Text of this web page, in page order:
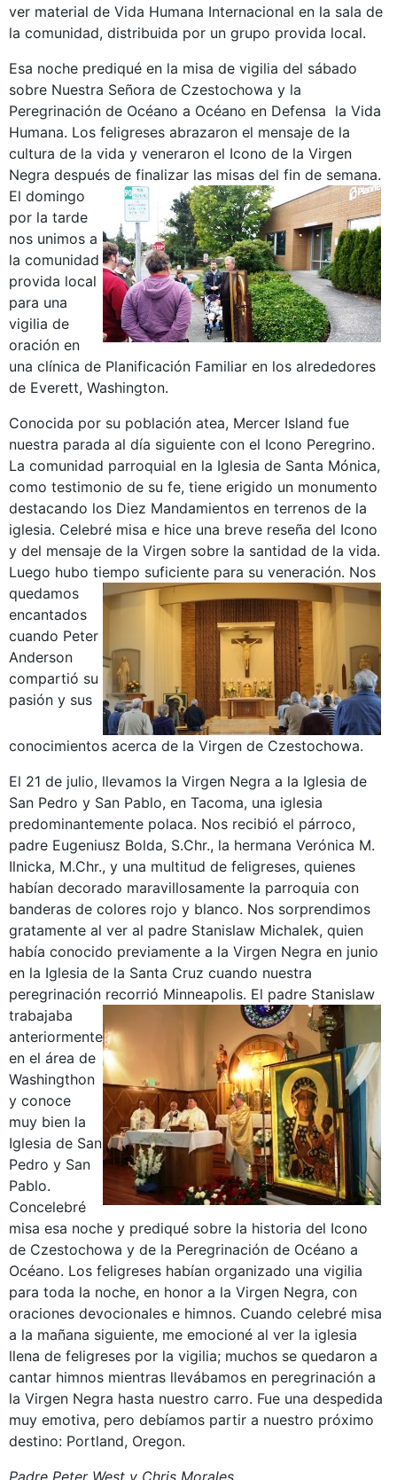
ver material de Vida Humana Internacional en la sala de
la comunidad, distribuida por un grupo provida local.
Esa noche prediqué en la misa de vigilia del sábado
sobre Nuestra Señora de Czestochowa y la
Peregrinación de Océano a Océano en Defensa la Vida
Humana. Los feligreses abrazaron el mensaje de la
cultura de la vida y veneraron el Icono de la Virgen
Negra después de finalizar las misas del fin de semana.
El domingo
por la tarde
nos unimos a
la comunidad
provida local
para una
vigilia de
oración en
una clínica de Planificación Familiar en los alrededores
de Everett, Washington.
Conocida por su población atea, Mercer Island fue
nuestra parada al día siguiente con el Icono Peregrino.
La comunidad parroquial en la Iglesia de Santa Mónica,
como testimonio de su fe, tiene erigido un monumento
destacando los Diez Mandamientos en terrenos de la
iglesia. Celebré misa e hice una breve reseña del Icono
y del mensaje de la Virgen sobre la santidad de la vida.
Luego hubo tiempo suficiente para su veneración. Nos
quedamos
encantados
cuando Peter
Anderson
compartió su
pasión y sus
conocimientos acerca de la Virgen de Czestochowa.
El 21 de julio, llevamos la Virgen Negra a la Iglesia de
San Pedro y San Pablo, en Tacoma, una iglesia
predominantemente polaca. Nos recibió el párroco,
padre Eugeniusz Bolda, S.Chr., la hermana Verónica M.
Ilnicka, M.Chr., y una multitud de feligreses, quienes
habían decorado maravillosamente la parroquia con
banderas de colores rojo y blanco. Nos sorprendimos
gratamente al ver al padre Stanislaw Michalek, quien
había conocido previamente a la Virgen Negra en junio
en la Iglesia de la Santa Cruz cuando nuestra
peregrinación recorrió Minneapolis. El padre Stanislaw
trabajaba
anteriormente
en el área de
Washingthon
y conoce
muy bien la
Iglesia de San
Pedro y San
Pablo.
Concelebré
misa esa noche y prediqué sobre la historia del Icono
de Czestochowa y de la Peregrinación de Océano a
Océano. Los feligreses habían organizado una vigilia
para toda la noche, en honor a la Virgen Negra, con
oraciones devocionales e himnos. Cuando celebré misa
a la mañana siguiente, me emocioné al ver la iglesia
llena de feligreses por la vigilia; muchos se quedaron a
cantar himnos mientras llevábamos en peregrinación a
la Virgen Negra hasta nuestro carro. Fue una despedida
muy emotiva, pero debíamos partir a nuestro próximo
destino: Portland, Oregon.
Padre Peter West y Chris Morales